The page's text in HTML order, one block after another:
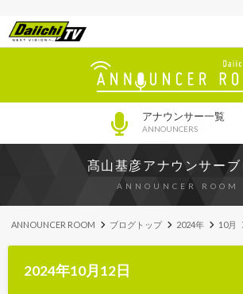
アナウンサー一覧
ANNOUNCERS
髙山基彦アナウンサーブ
ANNOUNCER ROOM
ANNOUNCER ROOM ブログトップ 2024年 10月
2024年10月12日